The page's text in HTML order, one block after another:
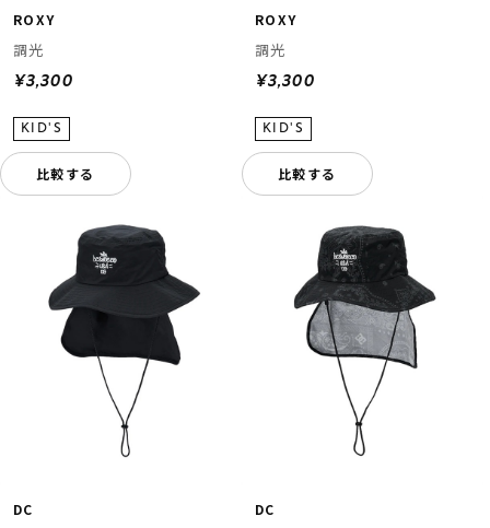
ROXY
調光
¥3,300
比較する
ROXY
調光
¥3,300
比較する
DC DC